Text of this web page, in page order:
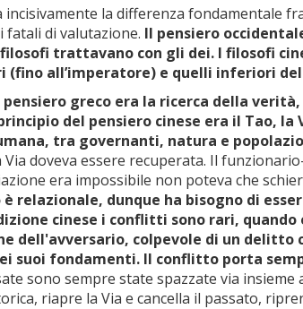
incisivamente la differenza fondamentale
di valutazione. Il pensiero
trattavano con gli dei. I filosofi
(fino all’imperatore) e quelli inferiori
greco era la ricerca della
del pensiero cinese era il Tao,
tra governanti, natura e
doveva essere recuperata. Il
era impossibile non poteva che
è relazionale, dunque ha bisogno di
cinese i conflitti sono rari,
dell'avversario, colpevole di un delitto
suoi fondamenti. Il conflitto porta
sono sempre state spazzate via
riapre la Via e cancella il passato,